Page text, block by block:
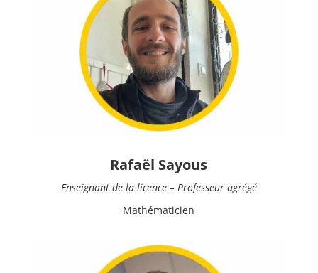
Rafaël Sayous
Enseignant de la licence – Professeur agrégé
Mathématicien